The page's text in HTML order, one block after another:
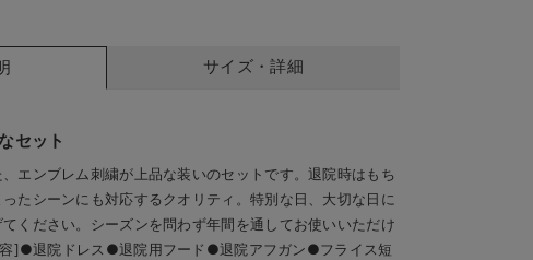
サイズ・詳細
セット
エンブレム刺繍が上品な装いのセットです。退院時はもち
たシーンにも対応するクオリティ。特別な日、大切な日に
ください。シーズンを問わず年間を通してお使いいただけ
]●退院ドレス●退院用フード●退院アフガン●フライス短